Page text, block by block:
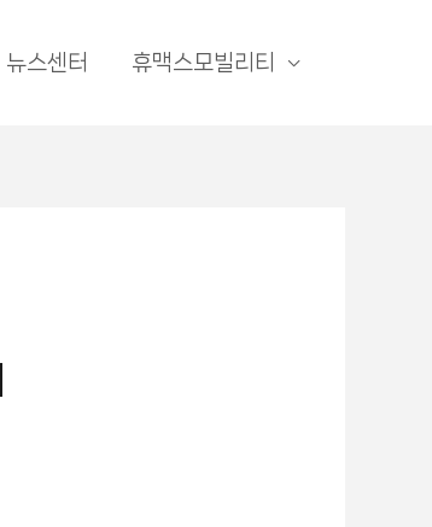
뉴스센터 휴맥스모빌리티